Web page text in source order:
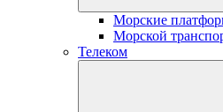
Морские
Морской
Телеком